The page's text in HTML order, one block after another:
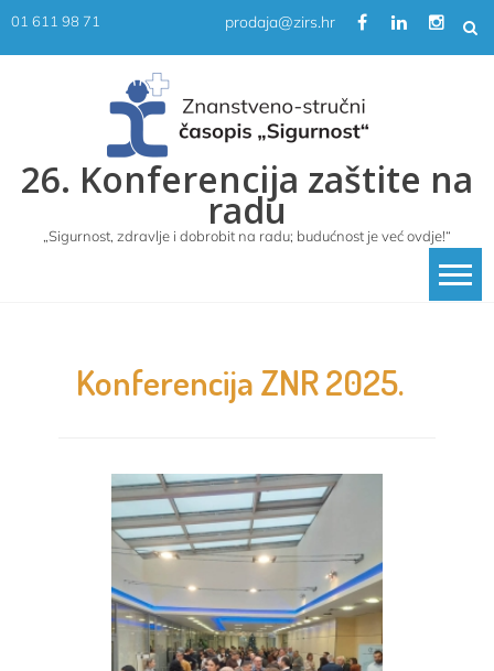
Skip01 611 98 71 prodaja@zirs.hr
26. Konferencija zaštite na
radu
„Sigurnost, zdravlje i dobrobit na radu; budućnost je već ovdje!“
Konferencija ZNR 2025.